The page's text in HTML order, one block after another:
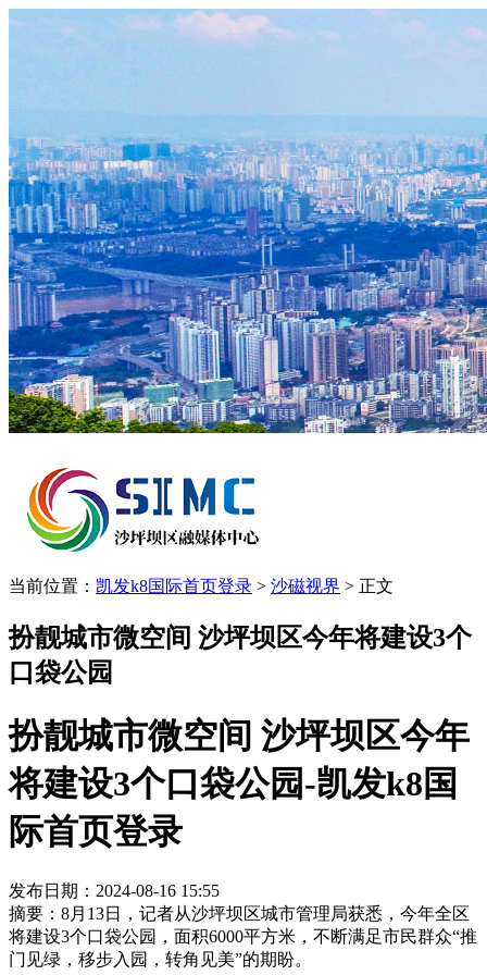
当前位置： 凯发k8国际首页登录 > 沙磁视界 > 正文
扮靓城市微空间 沙坪坝区今年将建设3个
口袋公园
扮靓城市微空间 沙坪坝区今年
将建设3个口袋公园-凯发k8国
际首页登录
发布日期：2024-08-16 15:55
摘要：8月13日，记者从沙坪坝区城市管理局获悉，今年全区
将建设3个口袋公园，面积6000平方米，不断满足市民群众“推
门见绿，移步入园，转角见美”的期盼。